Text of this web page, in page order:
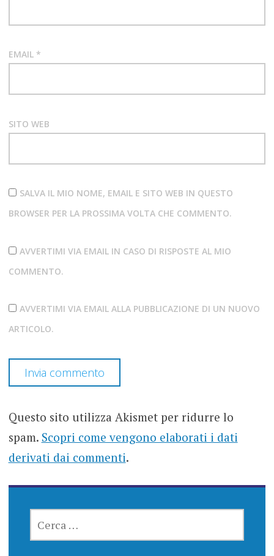
EMAIL *
SITO WEB
SALVA IL MIO NOME, EMAIL E SITO WEB IN QUESTO
BROWSER PER LA PROSSIMA VOLTA CHE COMMENTO.
AVVERTIMI VIA EMAIL IN CASO DI RISPOSTE AL MIO
COMMENTO.
AVVERTIMI VIA EMAIL ALLA PUBBLICAZIONE DI UN NUOVO
ARTICOLO.
Questo sito utilizza Akismet per ridurre lo
spam. Scopri come vengono elaborati i dati
derivati dai commenti.
PER: